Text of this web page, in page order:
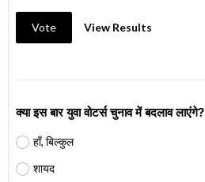
Vote View Results
क्या इस बार युवा वोटर्स चुनाव में बदलाव लाएंगे?
हाँ, बिल्कुल
शायद